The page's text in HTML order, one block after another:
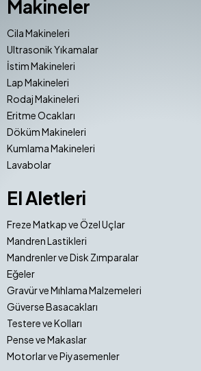
Makineler
Cila Makineleri
Ultrasonik Yıkamalar
İstim Makineleri
Lap Makineleri
Rodaj Makineleri
Eritme Ocakları
Döküm Makineleri
Kumlama Makineleri
Lavabolar
El Aletleri
Freze Matkap ve Özel Uçlar
Mandren Lastikleri
Mandrenler ve Disk Zımparalar
Eğeler
Gravür ve Mıhlama Malzemeleri
Güverse Basacakları
Testere ve Kolları
Pense ve Makaslar
Motorlar ve Piyasemenler